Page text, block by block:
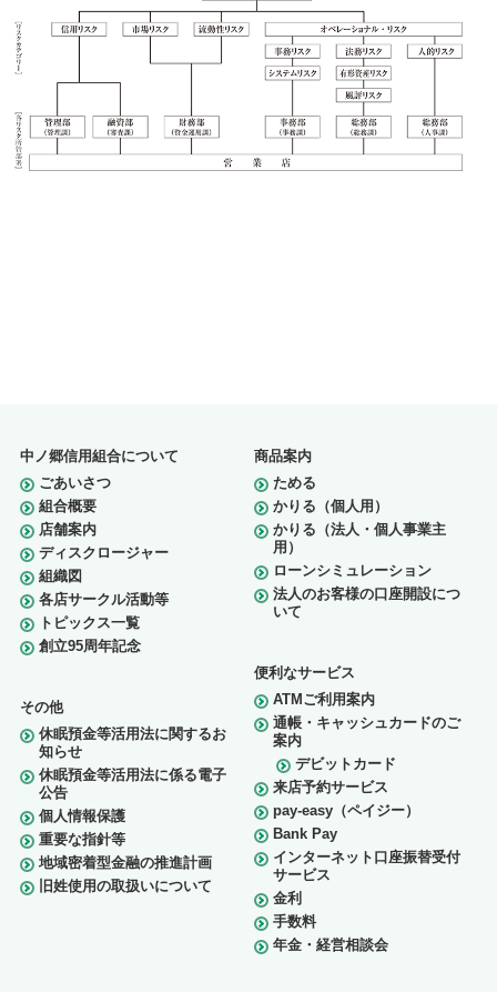
中ノ郷信用組合について
ごあいさつ
組合概要
店舗案内
ディスクロージャー
組織図
各店サークル活動等
トピックス一覧
創立95周年記念
その他
休眠預金等活用法に関するお
知らせ
休眠預金等活用法に係る電子
公告
個人情報保護
重要な指針等
地域密着型金融の推進計画
旧姓使用の取扱いについて
商品案内
ためる
かりる（個人用）
かりる（法人・個人事業主
用）
ローンシミュレーション
法人のお客様の口座開設につ
いて
便利なサービス
ATMご利用案内
通帳・キャッシュカードのご
案内
デビットカード
来店予約サービス
pay-easy（ペイジー）
Bank Pay
インターネット口座振替受付
サービス
金利
手数料
年金・経営相談会